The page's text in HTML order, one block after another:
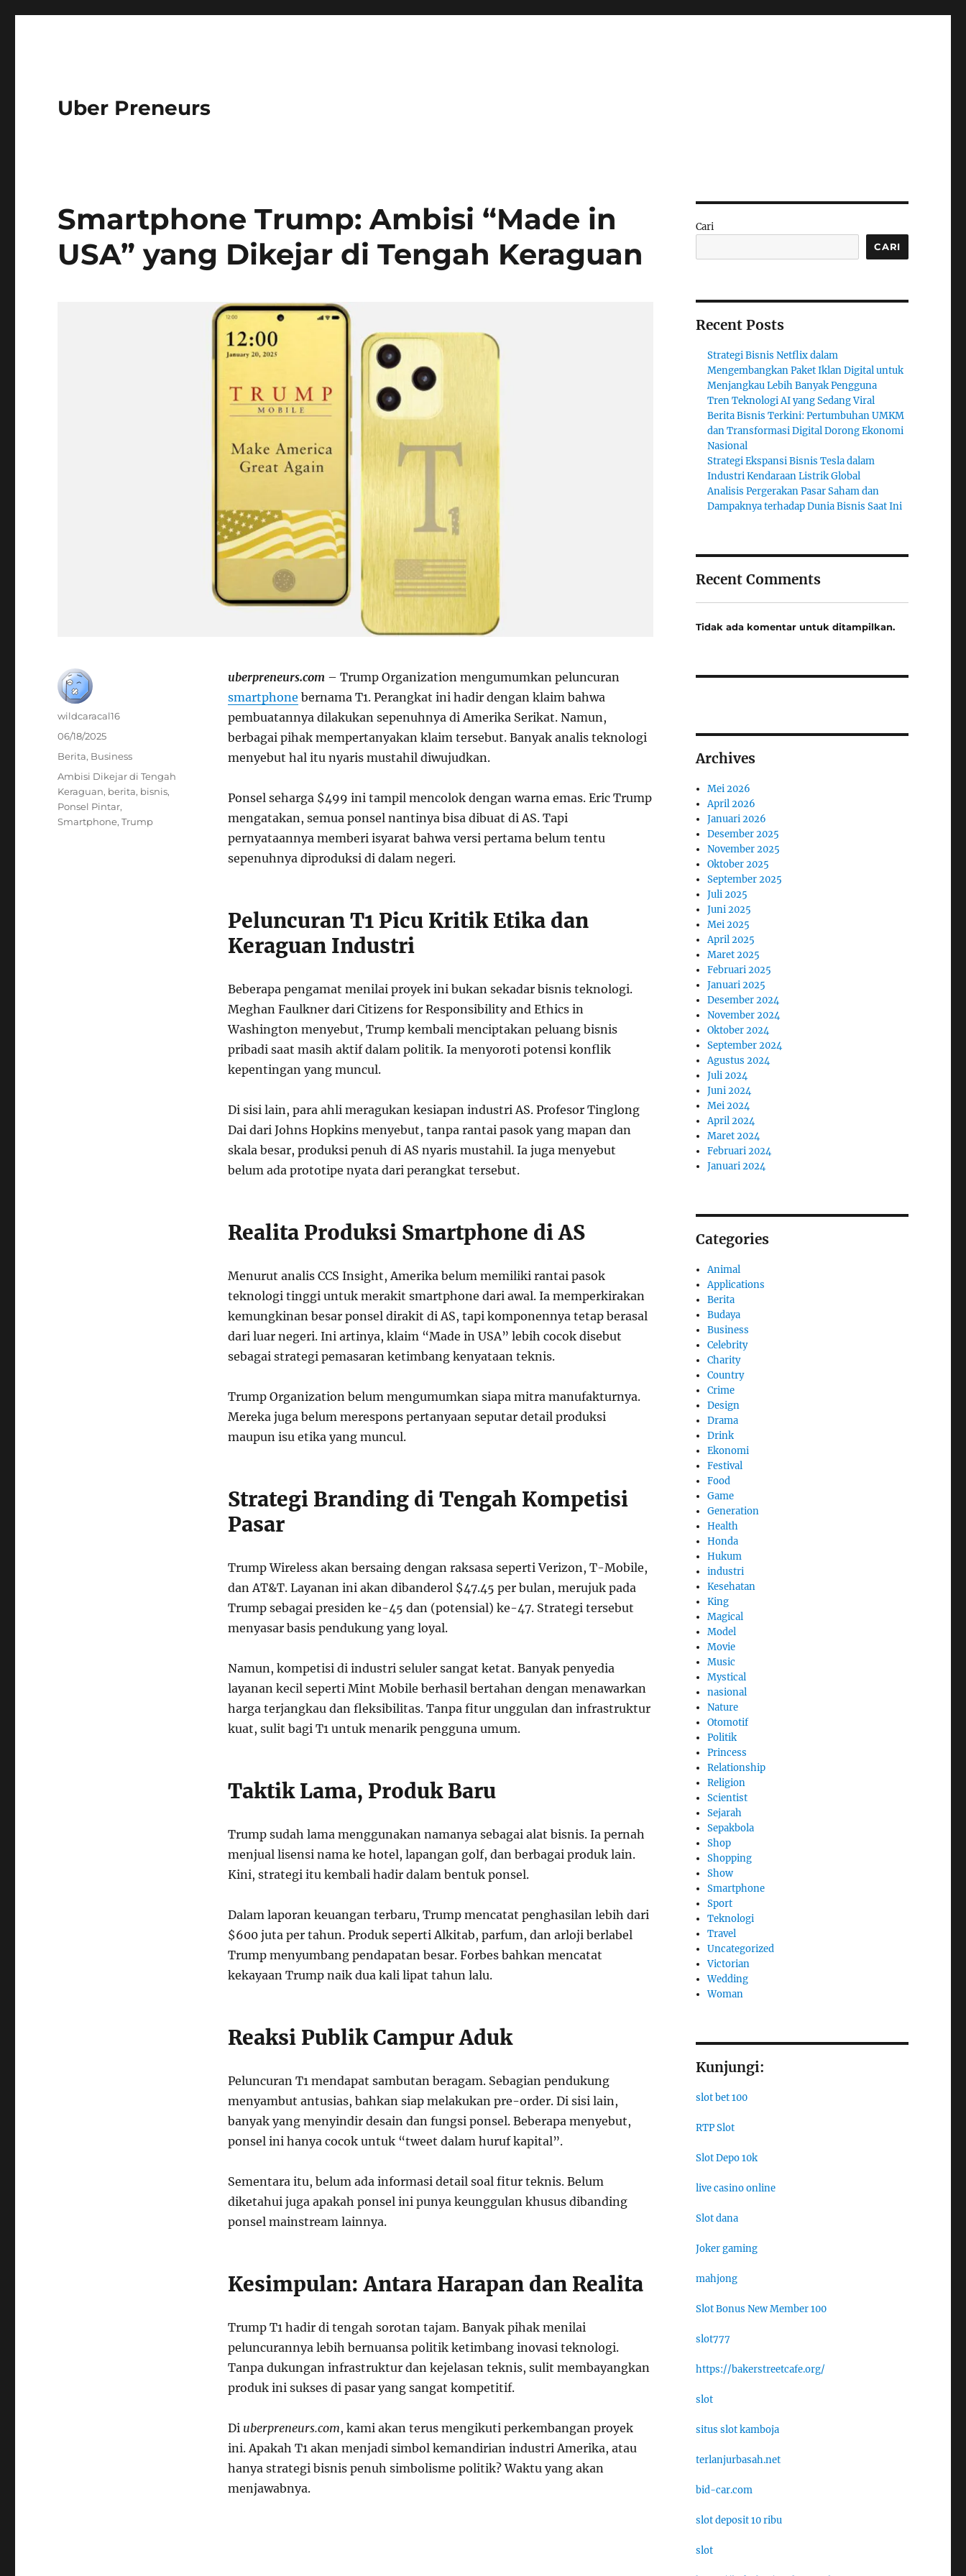
Uber Preneurs
Smartphone Trump: Ambisi “Made in
USA” yang Dikejar di Tengah Keraguan
uberpreneurs.com – Trump Organization mengumumkan peluncuran
smartphone bernama T1. Perangkat ini hadir dengan klaim bahwa
pembuatannya dilakukan sepenuhnya di Amerika Serikat. Namun,
berbagai pihak mempertanyakan klaim tersebut. Banyak analis teknologi
menyebut hal itu nyaris mustahil diwujudkan.
Ponsel seharga $499 ini tampil mencolok dengan warna emas. Eric Trump
mengatakan, semua ponsel nantinya bisa dibuat di AS. Tapi
pernyataannya memberi isyarat bahwa versi pertama belum tentu
sepenuhnya diproduksi di dalam negeri.
Peluncuran T1 Picu Kritik Etika dan
Keraguan Industri
Beberapa pengamat menilai proyek ini bukan sekadar bisnis teknologi.
Meghan Faulkner dari Citizens for Responsibility and Ethics in
Washington menyebut, Trump kembali menciptakan peluang bisnis
pribadi saat masih aktif dalam politik. Ia menyoroti potensi konflik
kepentingan yang muncul.
Di sisi lain, para ahli meragukan kesiapan industri AS. Profesor Tinglong
Dai dari Johns Hopkins menyebut, tanpa rantai pasok yang mapan dan
skala besar, produksi penuh di AS nyaris mustahil. Ia juga menyebut
belum ada prototipe nyata dari perangkat tersebut.
Realita Produksi Smartphone di AS
Menurut analis CCS Insight, Amerika belum memiliki rantai pasok
teknologi tinggi untuk merakit smartphone dari awal. Ia memperkirakan
kemungkinan besar ponsel dirakit di AS, tapi komponennya tetap berasal
dari luar negeri. Ini artinya, klaim “Made in USA” lebih cocok disebut
sebagai strategi pemasaran ketimbang kenyataan teknis.
Trump Organization belum mengumumkan siapa mitra manufakturnya.
Mereka juga belum merespons pertanyaan seputar detail produksi
maupun isu etika yang muncul.
Strategi Branding di Tengah Kompetisi
Pasar
Trump Wireless akan bersaing dengan raksasa seperti Verizon, T-Mobile,
dan AT&T. Layanan ini akan dibanderol $47.45 per bulan, merujuk pada
Trump sebagai presiden ke-45 dan (potensial) ke-47. Strategi tersebut
menyasar basis pendukung yang loyal.
Namun, kompetisi di industri seluler sangat ketat. Banyak penyedia
layanan kecil seperti Mint Mobile berhasil bertahan dengan menawarkan
harga terjangkau dan fleksibilitas. Tanpa fitur unggulan dan infrastruktur
kuat, sulit bagi T1 untuk menarik pengguna umum.
Taktik Lama, Produk Baru
Trump sudah lama menggunakan namanya sebagai alat bisnis. Ia pernah
menjual lisensi nama ke hotel, lapangan golf, dan berbagai produk lain.
Kini, strategi itu kembali hadir dalam bentuk ponsel.
Dalam laporan keuangan terbaru, Trump mencatat penghasilan lebih dari
$600 juta per tahun. Produk seperti Alkitab, parfum, dan arloji berlabel
Trump menyumbang pendapatan besar. Forbes bahkan mencatat
kekayaan Trump naik dua kali lipat tahun lalu.
Reaksi Publik Campur Aduk
Peluncuran T1 mendapat sambutan beragam. Sebagian pendukung
menyambut antusias, bahkan siap melakukan pre-order. Di sisi lain,
banyak yang menyindir desain dan fungsi ponsel. Beberapa menyebut,
ponsel ini hanya cocok untuk “tweet dalam huruf kapital”.
Sementara itu, belum ada informasi detail soal fitur teknis. Belum
diketahui juga apakah ponsel ini punya keunggulan khusus dibanding
ponsel mainstream lainnya.
Kesimpulan: Antara Harapan dan Realita
Trump T1 hadir di tengah sorotan tajam. Banyak pihak menilai
peluncurannya lebih bernuansa politik ketimbang inovasi teknologi.
Tanpa dukungan infrastruktur dan kejelasan teknis, sulit membayangkan
produk ini sukses di pasar yang sangat kompetitif.
Di uberpreneurs.com, kami akan terus mengikuti perkembangan proyek
ini. Apakah T1 akan menjadi simbol kemandirian industri Amerika, atau
hanya strategi bisnis penuh simbolisme politik? Waktu yang akan
menjawabnya.
Author
wildcaracal16
Posted
06/18/2025
Categories
Berita, Business
Tags
Ambisi Dikejar di Tengah
Keraguan, berita, bisnis,
Ponsel Pintar,
Smartphone,Trump
Cari
CARI
Recent Posts
Strategi Bisnis Netflix dalam
Mengembangkan Paket Iklan Digital untuk
Menjangkau Lebih Banyak Pengguna
Tren Teknologi AI yang Sedang Viral
Berita Bisnis Terkini: Pertumbuhan UMKM
dan Transformasi Digital Dorong Ekonomi
Nasional
Strategi Ekspansi Bisnis Tesla dalam
Industri Kendaraan Listrik Global
Analisis Pergerakan Pasar Saham dan
Dampaknya terhadap Dunia Bisnis Saat Ini
Recent Comments
Tidak ada komentar untuk ditampilkan.
Archives
Mei 2026
April 2026
Januari 2026
Desember 2025
November 2025
Oktober 2025
September 2025
Juli 2025
Juni 2025
Mei 2025
April 2025
Maret 2025
Februari 2025
Januari 2025
Desember 2024
November 2024
Oktober 2024
September 2024
Agustus 2024
Juli 2024
Juni 2024
Mei 2024
April 2024
Maret 2024
Februari 2024
Januari 2024
Categories
Animal
Applications
Berita
Budaya
Business
Celebrity
Charity
Country
Crime
Design
Drama
Drink
Ekonomi
Festival
Food
Game
Generation
Health
Honda
Hukum
industri
Kesehatan
King
Magical
Model
Movie
Music
Mystical
nasional
Nature
Otomotif
Politik
Princess
Relationship
Religion
Scientist
Sejarah
Sepakbola
Shop
Shopping
Show
Smartphone
Sport
Teknologi
Travel
Uncategorized
Victorian
Wedding
Woman
Kunjungi:
slot bet 100
RTP Slot
Slot Depo 10k
live casino online
Slot dana
Joker gaming
mahjong
Slot Bonus New Member 100
slot777
https://bakerstreetcafe.org/
slot
situs slot kamboja
terlanjurbasah.net
bid-car.com
slot deposit 10 ribu
slot